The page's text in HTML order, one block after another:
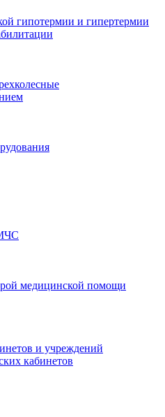
гипотермии и гипертермии
медицинской помощи
и учреждений
кабинетов